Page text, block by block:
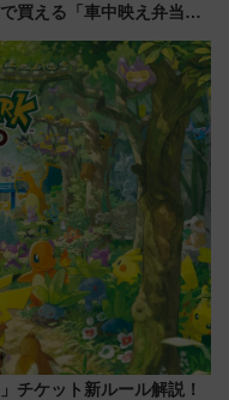
買える「車中映え弁当」
チケット新ルール解説！